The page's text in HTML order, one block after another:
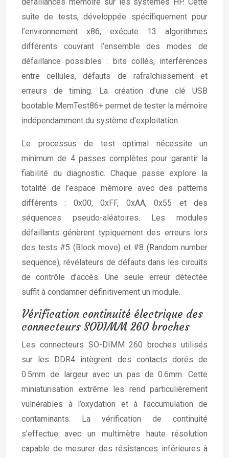
suite de tests, développée spécifiquement pour
l’environnement x86, exécute 13 algorithmes
différents couvrant l’ensemble des modes de
défaillance possibles : bits collés, interférences
entre cellules, défauts de rafraîchissement et
erreurs de timing. La création d’une clé USB
bootable MemTest86+ permet de tester la mémoire
indépendamment du système d’exploitation.
Le processus de test optimal nécessite un
minimum de 4 passes complètes pour garantir la
fiabilité du diagnostic. Chaque passe explore la
totalité de l’espace mémoire avec des patterns
différents : 0x00, 0xFF, 0xAA, 0x55 et des
séquences pseudo-aléatoires. Les modules
défaillants génèrent typiquement des erreurs lors
des tests #5 (Block move) et #8 (Random number
sequence), révélateurs de défauts dans les circuits
de contrôle d’accès. Une seule erreur détectée
suffit à condamner définitivement un module.
Vérification continuité électrique des
connecteurs SODIMM 260 broches
Les connecteurs SO-DIMM 260 broches utilisés
sur les DDR4 intègrent des contacts dorés de
0.5mm de largeur avec un pas de 0.6mm. Cette
miniaturisation extrême les rend particulièrement
vulnérables à l’oxydation et à l’accumulation de
contaminants. La vérification de continuité
s’effectue avec un multimètre haute résolution
capable de mesurer des résistances inférieures à